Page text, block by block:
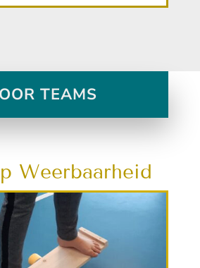
TEAMS
Weerbaarheid